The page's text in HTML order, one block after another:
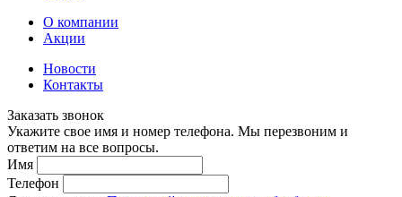
О компании
Акции
Новости
Контакты
Заказать звонок
Укажите свое имя и номер телефона. Мы перезвоним и
ответим на все вопросы.
Имя
Телефон